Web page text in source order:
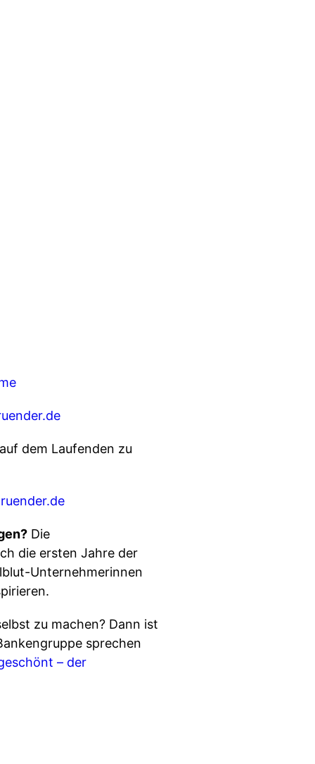
dem Laufenden zu
Die
die ersten Jahre der
Unternehmerinnen
zu machen? Dann ist
sprechen
– der